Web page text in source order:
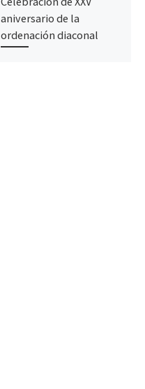
aniversario de la
ordenación diaconal